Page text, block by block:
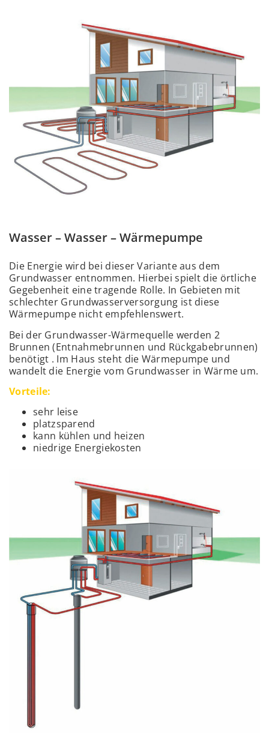
Wasser – Wasser – Wärmepumpe
Die Energie wird bei dieser Variante aus dem
Grundwasser entnommen. Hierbei spielt die örtliche
Gegebenheit eine tragende Rolle. In Gebieten mit
schlechter Grundwasserversorgung ist diese
Wärmepumpe nicht empfehlenswert.
Bei der Grundwasser-Wärmequelle werden 2
Brunnen (Entnahmebrunnen und Rückgabebrunnen)
benötigt . Im Haus steht die Wärmepumpe und
wandelt die Energie vom Grundwasser in Wärme um.
Vorteile:
sehr leise
platzsparend
kann kühlen und heizen
niedrige Energiekosten